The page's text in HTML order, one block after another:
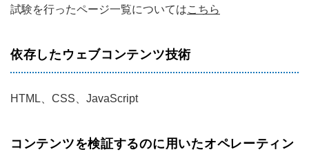
試験を行ったページ一覧についてはこちら
依存したウェブコンテンツ技術
HTML、CSS、JavaScript
コンテンツを検証するのに用いたオペレーティン